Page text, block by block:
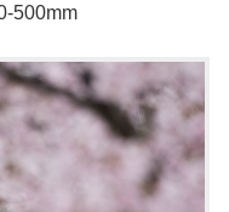
500mm